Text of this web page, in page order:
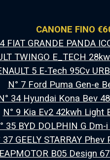
CANONE FINO
FIAT GRANDE PANDA
TWINGO E_TECH
5 E-Tech 95Cv
N° 7 ⁠Ford Puma Gen-e
34 Hyundai Kona Bev
N° 9 ⁠Kia Ev2 42kwh Light
35 BYD DOLPHIN G
37 GEELY STARRAY
B05 Design